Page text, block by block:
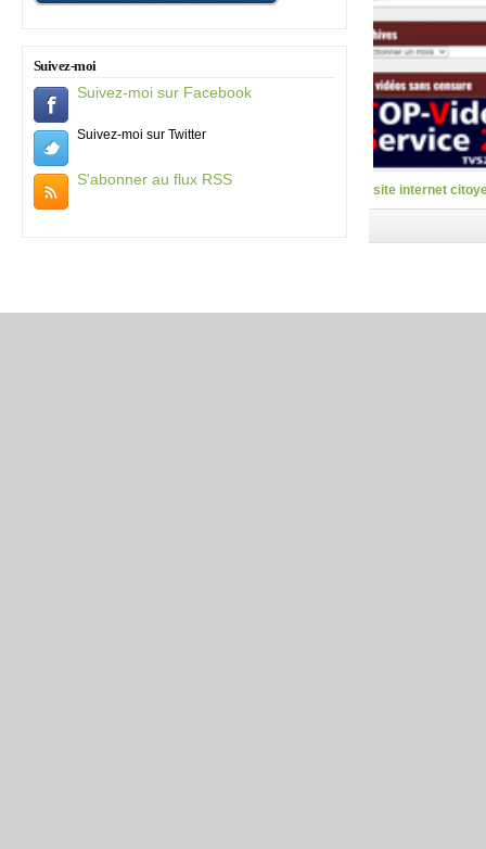
Suivez-moi
Suivez-moi sur Facebook
Suivez-moi sur Twitter
S'abonner au flux RSS
site internet